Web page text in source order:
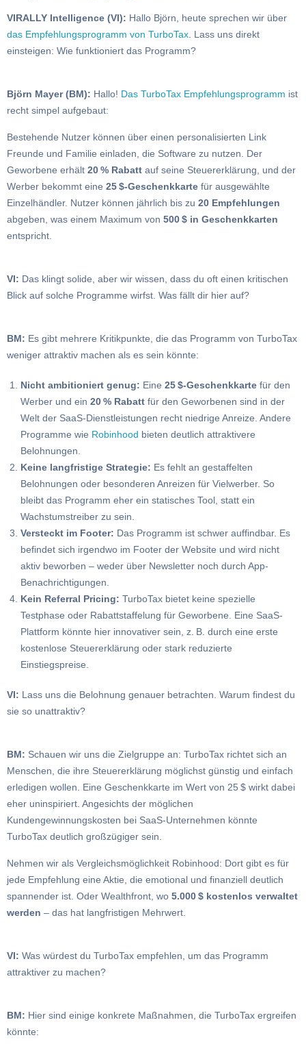
VIRALLY Intelligence (VI): Hallo Björn, heute sprechen wir über
das Empfehlungsprogramm von TurboTax. Lass uns direkt
einsteigen: Wie funktioniert das Programm?
Björn Mayer (BM): Hallo! Das TurboTax Empfehlungsprogramm ist
recht simpel aufgebaut:
Bestehende Nutzer können über einen personalisierten Link
Freunde und Familie einladen, die Software zu nutzen. Der
Geworbene erhält 20 % Rabatt auf seine Steuererklärung, und der
Werber bekommt eine 25 $-Geschenkkarte für ausgewählte
Einzelhändler. Nutzer können jährlich bis zu 20 Empfehlungen
abgeben, was einem Maximum von 500 $ in Geschenkkarten
entspricht.
VI: Das klingt solide, aber wir wissen, dass du oft einen kritischen
Blick auf solche Programme wirfst. Was fällt dir hier auf?
BM: Es gibt mehrere Kritikpunkte, die das Programm von TurboTax
weniger attraktiv machen als es sein könnte:
Nicht ambitioniert genug: Eine 25 $-Geschenkkarte für den
Werber und ein 20 % Rabatt für den Geworbenen sind in der
Welt der SaaS-Dienstleistungen recht niedrige Anreize. Andere
Programme wie Robinhood bieten deutlich attraktivere
Belohnungen.
Keine langfristige Strategie: Es fehlt an gestaffelten
Belohnungen oder besonderen Anreizen für Vielwerber. So
bleibt das Programm eher ein statisches Tool, statt ein
Wachstumstreiber zu sein.
Versteckt im Footer: Das Programm ist schwer auffindbar. Es
befindet sich irgendwo im Footer der Website und wird nicht
aktiv beworben – weder über Newsletter noch durch App-
Benachrichtigungen.
Kein Referral Pricing: TurboTax bietet keine spezielle
Testphase oder Rabattstaffelung für Geworbene. Eine SaaS-
Plattform könnte hier innovativer sein, z. B. durch eine erste
kostenlose Steuererklärung oder stark reduzierte
Einstiegspreise.
VI: Lass uns die Belohnung genauer betrachten. Warum findest du
sie so unattraktiv?
BM: Schauen wir uns die Zielgruppe an: TurboTax richtet sich an
Menschen, die ihre Steuererklärung möglichst günstig und einfach
erledigen wollen. Eine Geschenkkarte im Wert von 25 $ wirkt dabei
eher uninspiriert. Angesichts der möglichen
Kundengewinnungskosten bei SaaS-Unternehmen könnte
TurboTax deutlich großzügiger sein.
Nehmen wir als Vergleichsmöglichkeit Robinhood: Dort gibt es für
jede Empfehlung eine Aktie, die emotional und finanziell deutlich
spannender ist. Oder Wealthfront, wo 5.000 $ kostenlos verwaltet
werden – das hat langfristigen Mehrwert.
VI: Was würdest du TurboTax empfehlen, um das Programm
attraktiver zu machen?
BM: Hier sind einige konkrete Maßnahmen, die TurboTax ergreifen
könnte: